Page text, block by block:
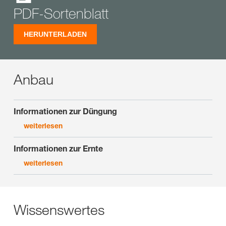
PDF-Sortenblatt
HERUNTERLADEN
Anbau
Informationen zur Düngung
weiterlesen
Informationen zur Ernte
weiterlesen
Wissenswertes